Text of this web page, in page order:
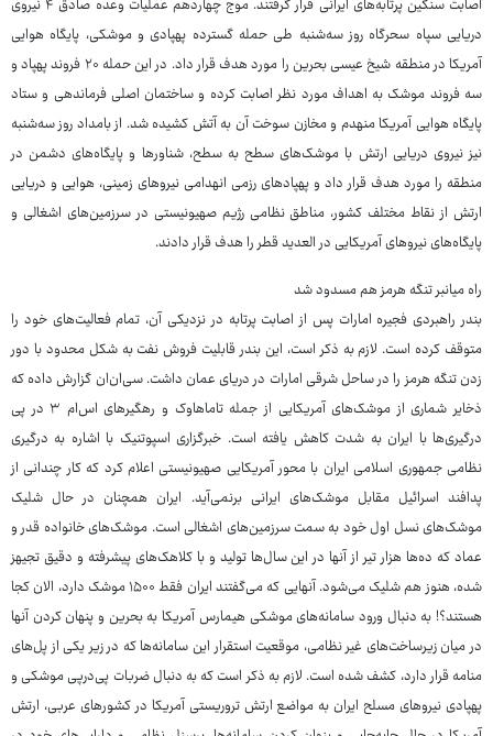
اصابت سنگین پرتابه‌های ایرانی قرار گرفتند. موج چهاردهم عملیات وعده صادق ۴ نیروی
دریایی سپاه سحرگاه روز سه‌شنبه طی حمله گسترده پهپادی و موشکی، پایگاه هوایی
آمریکا در منطقه شیخ عیسی بحرین را مورد هدف قرار داد. در این حمله ۲۰ فروند پهپاد و
سه فروند موشک به اهداف مورد نظر اصابت کرده و ساختمان اصلی فرماندهی و ستاد
پایگاه هوایی آمریکا منهدم و مخازن سوخت آن به آتش کشیده شد. از بامداد روز سه‌شنبه
نیز نیروی دریایی ارتش با موشک‌های سطح به سطح، شناورها و پایگاه‌های دشمن در
منطقه را مورد هدف قرار داد و پهپادهای رزمی انهدامی نیروهای زمینی، هوایی و دریایی
ارتش از نقاط مختلف کشور، مناطق نظامی رژیم صهیونیستی در سرزمین‌های اشغالی و
پایگاه‌های نیروهای آمریکایی در العدید قطر را هدف قرار دادند.
راه میانبر تنگه هرمز هم مسدود شد
بندر راهبردی فجیره امارات پس از اصابت پرتابه در نزدیکی آن، تمام فعالیت‌های خود را
متوقف کرده است. لازم به ذکر است، این بندر قابلیت فروش نفت به شکل محدود با دور
زدن تنگه هرمز را در ساحل شرقی امارات در دریای عمان داشت. سی‌ان‌ان گزارش داده که
ذخایر شماری از موشک‌های آمریکایی از جمله تاماهاوک و رهگیرهای اس‌ام ۳ در پی
درگیری‌ها با ایران به شدت کاهش یافته است. خبرگزاری اسپوتنیک با اشاره به درگیری
نظامی جمهوری اسلامی ایران با محور آمریکایی صهیونیستی اعلام کرد که کار چندانی از
پدافند اسرائیل مقابل موشک‌های ایرانی برنمی‌آید. ایران همچنان در حال شلیک
موشک‌های نسل اول خود به سمت سرزمین‌های اشغالی است. موشک‌های خانواده قدر و
عماد که ده‌ها هزار تیر از آنها در این سال‌ها تولید و با کلاهک‌های پیشرفته و دقیق تجیهز
شده، هنوز هم شلیک می‌شود. آنهایی که می‌گفتند ایران فقط ۱۵۰۰ موشک دارد، الان کجا
هستند؟! به دنبال ورود سامانه‌های موشکی هیمارس آمریکا به بحرین و پنهان کردن آنها
در میان زیرساخت‌های غیر نظامی، موقعیت استقرار این سامانه‌ها که در زیر یکی از پل‌های
منامه قرار دارد، کشف شده است. لازم به ذکر است که به دنبال ضربات پی‌درپی موشکی و
پهپادی نیروهای مسلح ایران به مواضع ارتش تروریستی آمریکا در کشورهای عربی، ارتش